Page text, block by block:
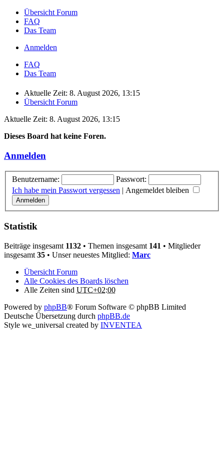
Übersicht Forum
FAQ
Das Team
Anmelden
FAQ
Das Team
Aktuelle Zeit: 8. August 2026, 13:15
Übersicht Forum
Aktuelle Zeit: 8. August 2026, 13:15
Dieses Board hat keine Foren.
Anmelden
Benutzername:
Passwort:
Ich habe mein Passwort vergessen
Angemeldet bleiben
Statistik
Beiträge insgesamt 1132 • Themen insgesamt 141 • Mitglieder
insgesamt 35 • Unser neuestes Mitglied: Marc
Übersicht Forum
Alle Cookies des Boards löschen
Alle Zeiten sind UTC+02:00
Powered by phpBB® Forum Software © phpBB Limited
Deutsche Übersetzung durch phpBB.de
Style we_universal created by INVENTEA